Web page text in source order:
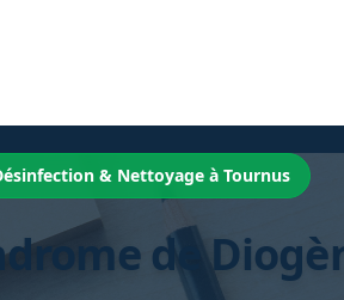
& Nettoyage à Tournus
de